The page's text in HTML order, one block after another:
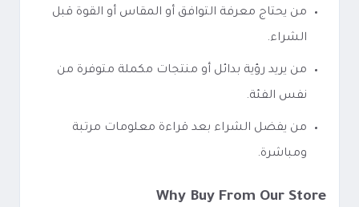
من يحتاج معرفة التوافق أو المقاس أو القوة قبل
الشراء.
من يريد رؤية بدائل أو منتجات مكملة متوفرة من
نفس الفئة.
من يفضل الشراء بعد قراءة معلومات مرتبة
ومباشرة.
Why Buy From Our Store